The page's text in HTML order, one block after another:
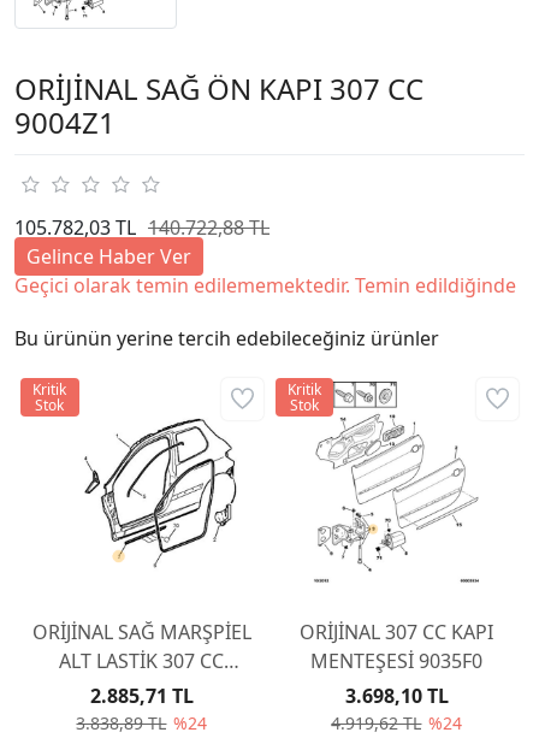
ORİJİNAL SAĞ ÖN KAPI 307 CC
9004Z1
105.782,03 TL 140.722,88 TL
Gelince Haber Ver
Geçici olarak temin edilememektedir. Temin edildiğinde
Bu ürünün yerine tercih edebileceğiniz ürünler
ORİJİNAL SAĞ MARŞPİEL
ALT LASTİK 307 CC
9023PH
3.838,89 TL %24
2.885,71 TL
Kritik
Stok
ORİJİNAL 307 CC KAPI
MENTEŞESİ 9035F0
4.919,62 TL %24
3.698,10 TL
Kritik
Stok